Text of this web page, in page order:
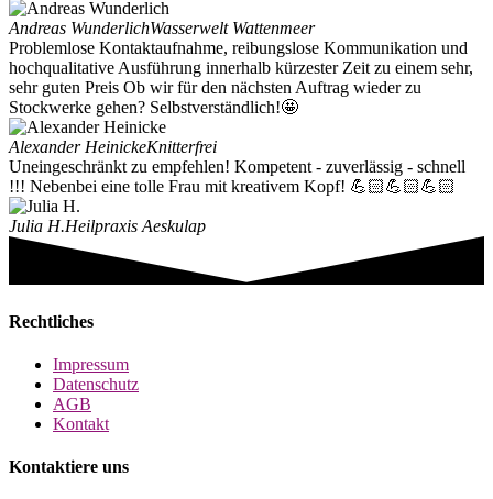
Andreas WunderlichWasserwelt Wattenmeer
Problemlose Kontaktaufnahme, reibungslose Kommunikation und
hochqualitative Ausführung innerhalb kürzester Zeit zu einem sehr,
sehr guten Preis Ob wir für den nächsten Auftrag wieder zu
Stockwerke gehen? Selbstverständlich!🤩
Alexander HeinickeKnitterfrei
Uneingeschränkt zu empfehlen! Kompetent - zuverlässig - schnell
!!! Nebenbei eine tolle Frau mit kreativem Kopf! 💪🏻💪🏻💪🏻
Julia H.Heilpraxis Aeskulap
Rechtliches
Impressum
Datenschutz
AGB
Kontakt
Kontaktiere uns